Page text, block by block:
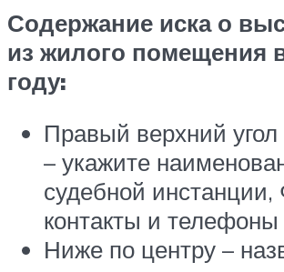
Содержание иска о
из жилого помещения
году:
Правый верхний угол
– укажите
судебной
контакты и телефоны
Ниже по центру –